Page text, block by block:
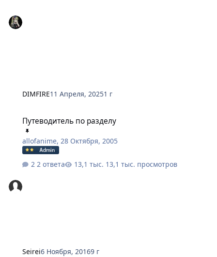
DIMFIRE11 Апреля, 20251 г
Путеводитель по разделу
allofanime,28 Октября, 2005
2 ответа 13,1 тыс. просмотров
Seirei6 Ноября, 20169 г